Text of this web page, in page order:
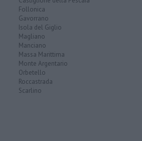
Follonica
Gavorrano
Isola del Giglio
Magliano
Manciano
Massa Marittima
Monte Argentario
Orbetello
Roccastrada
Scarlino